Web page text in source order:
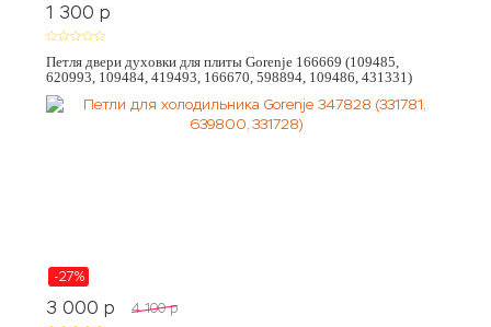
1 300 p
Петля двери духовки для плиты Gorenje 166669 (109485,
620993, 109484, 419493, 166670, 598894, 109486, 431331)
-27%
3 000 p 4 100 p